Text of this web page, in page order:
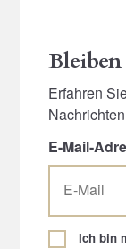
Erfahren
E-Mail-
Ich bin